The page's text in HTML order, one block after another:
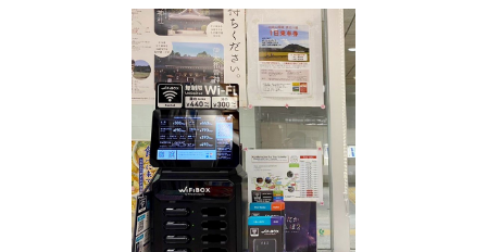
ヘルプセンター(FAQ)(日本語)
Help Center(FAQ)(English)
お問い合わせ(日本語)
Inquiry(English)